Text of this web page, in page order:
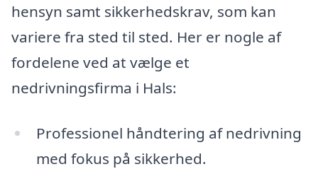
hensyn samt sikkerhedskrav, som kan
variere fra sted til sted. Her er nogle af
fordelene ved at vælge et
nedrivningsfirma i Hals:
Professionel håndtering af nedrivning
med fokus på sikkerhed.